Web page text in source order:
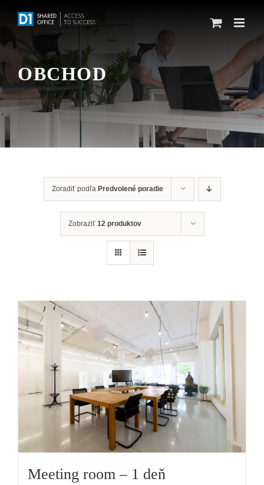
OBCHOD
Zoradiť podľa Predvolené poradie
Zobraziť 12 produktov
Meeting room – 1 deň